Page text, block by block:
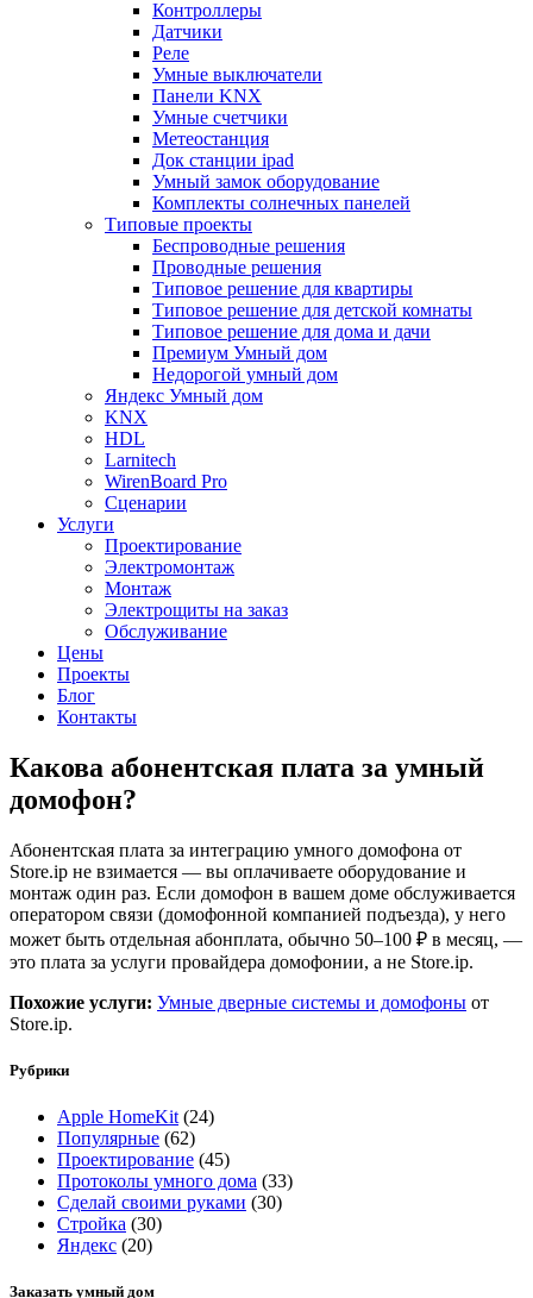
Контроллеры
Датчики
Реле
Умные выключатели
Панели KNX
Умные счетчики
Метеостанция
Док станции ipad
Умный замок оборудование
Комплекты солнечных панелей
Типовые проекты
Беспроводные решения
Проводные решения
Типовое решение для квартиры
Типовое решение для детской комнаты
Типовое решение для дома и дачи
Премиум Умный дом
Недорогой умный дом
Яндекс Умный дом
KNX
HDL
Larnitech
WirenBoard Pro
Сценарии
Услуги
Проектирование
Электромонтаж
Монтаж
Электрощиты на заказ
Обслуживание
Цены
Проекты
Блог
Контакты
Какова абонентская плата за умный
домофон?
Абонентская плата за интеграцию умного домофона от
Store.ip не взимается — вы оплачиваете оборудование и
монтаж один раз. Если домофон в вашем доме обслуживается
оператором связи (домофонной компанией подъезда), у него
может быть отдельная абонплата, обычно 50–100 ₽ в месяц, —
это плата за услуги провайдера домофонии, а не Store.ip.
Похожие услуги: Умные дверные системы и домофоны от
Store.ip.
Рубрики
Apple HomeKit (24)
Популярные (62)
Проектирование (45)
Протоколы умного дома (33)
Сделай своими руками (30)
Стройка (30)
Яндекс (20)
Заказать умный дом